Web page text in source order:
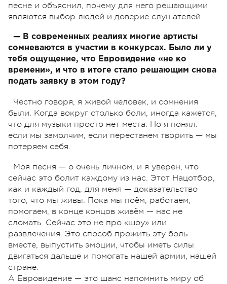
песне и объяснил, почему для него решающими
являются выбор людей и доверие слушателей.
— В современных реалиях многие артисты
сомневаются в участии в конкурсах. Было ли у
тебя ощущение, что Евровидение «не ко
времени», и что в итоге стало решающим снова
подать заявку в этом году?
Честно говоря, я живой человек, и сомнения
были. Когда вокруг столько боли, иногда кажется,
что для музыки просто нет места. Но я понял:
если мы замолчим, если перестанем творить — мы
потеряем себя.
Моя песня — о очень личном, и я уверен, что
сейчас это болит каждому из нас. Этот Нацотбор,
как и каждый год, для меня — доказательство
того, что мы живы. Пока мы поём, работаем,
помогаем, в конце концов живём — нас не
сломать. Сейчас это не про «шоу» или
развлечения. Это способ прожить эту боль
вместе, выпустить эмоции, чтобы иметь силы
двигаться дальше и помогать нашей армии, нашей
стране.
А Евровидение — это шанс напомнить миру об